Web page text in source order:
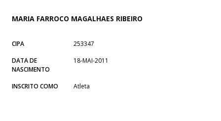
MARIA FARROCO MAGALHAES RIBEIRO
CIPA
253347
DATA DE
NASCIMENTO
18-MAI-2011
INSCRITO COMO Atleta